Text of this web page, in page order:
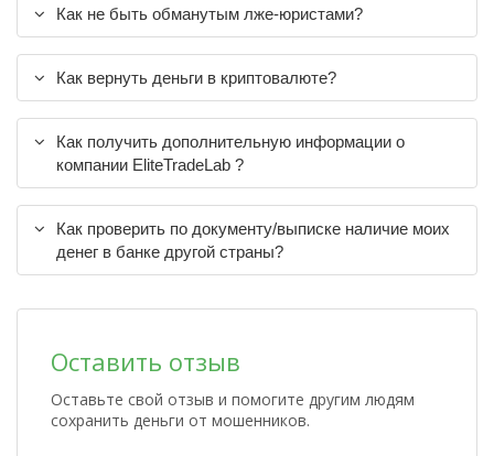
Как не быть обманутым лже-юристами?
Как вернуть деньги в криптовалюте?
Как получить дополнительную информации о
компании EliteTradeLab ?
Как проверить по документу/выписке наличие моих
денег в банке другой страны?
Оставить отзыв
Оставьте свой отзыв и помогите другим людям
сохранить деньги от мошенников.